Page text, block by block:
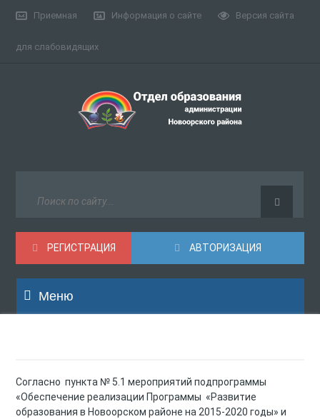
Приемная Информация о сайте Версия сайта
для слабовидящих
АВТОРИЗАЦИЯ
РЕГИСТРАЦИЯ
Меню
Согласно пункта № 5.1 мероприятий подпрограммы
«Обеспечение реализации Программы «Развитие
образования в Новоорском районе на 2015-2020 годы» и